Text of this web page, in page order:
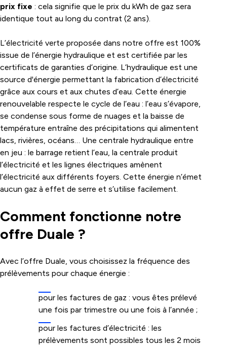
prix fixe : cela signifie que le prix du kWh de gaz sera
identique tout au long du contrat (2 ans).
L’électricité verte proposée dans notre offre est 100%
issue de l’énergie hydraulique et est certifiée par les
certificats de garanties d’origine. L’hydraulique est une
source d'énergie permettant la fabrication d’électricité
grâce aux cours et aux chutes d’eau. Cette énergie
renouvelable respecte le cycle de l’eau : l’eau s’évapore,
se condense sous forme de nuages et la baisse de
température entraîne des précipitations qui alimentent
lacs, rivières, océans… Une centrale hydraulique entre
en jeu : le barrage retient l’eau, la centrale produit
l’électricité et les lignes électriques amènent
l’électricité aux différents foyers. Cette énergie n’émet
aucun gaz à effet de serre et s’utilise facilement.
Comment fonctionne notre
offre Duale ?
Avec l’offre Duale, vous choisissez la fréquence des
prélèvements pour chaque énergie :
pour les factures de gaz : vous êtes prélevé
une fois par trimestre ou une fois à l’année ;
pour les factures d’électricité : les
prélèvements sont possibles tous les 2 mois